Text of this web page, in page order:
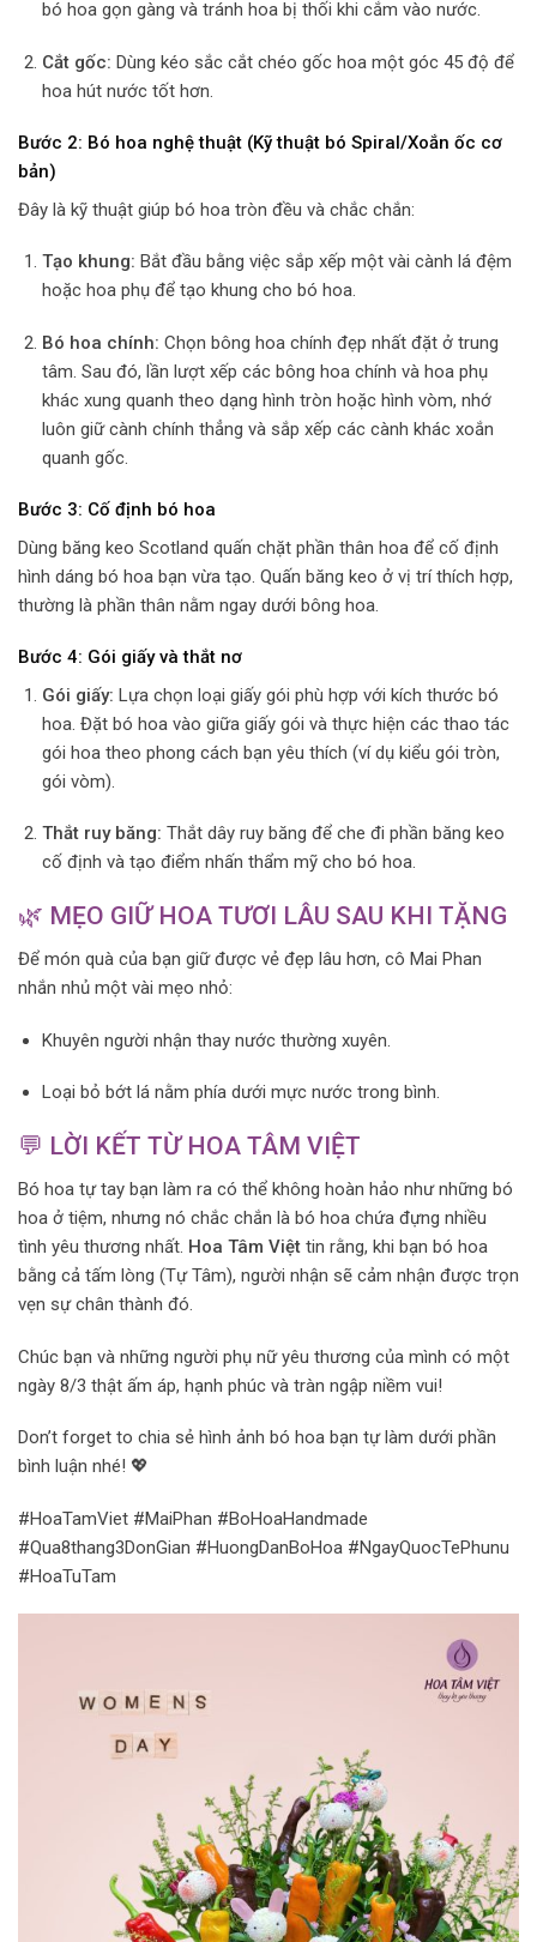
bó hoa gọn gàng và tránh hoa bị thối khi cắm vào nước.
Cắt gốc: Dùng kéo sắc cắt chéo gốc hoa một góc 45 độ để
hoa hút nước tốt hơn.
Bước 2: Bó hoa nghệ thuật (Kỹ thuật bó Spiral/Xoắn ốc cơ
bản)
Đây là kỹ thuật giúp bó hoa tròn đều và chắc chắn:
Tạo khung: Bắt đầu bằng việc sắp xếp một vài cành lá đệm
hoặc hoa phụ để tạo khung cho bó hoa.
Bó hoa chính: Chọn bông hoa chính đẹp nhất đặt ở trung
tâm. Sau đó, lần lượt xếp các bông hoa chính và hoa phụ
khác xung quanh theo dạng hình tròn hoặc hình vòm, nhớ
luôn giữ cành chính thẳng và sắp xếp các cành khác xoắn
quanh gốc.
Bước 3: Cố định bó hoa
Dùng băng keo Scotland quấn chặt phần thân hoa để cố định
hình dáng bó hoa bạn vừa tạo. Quấn băng keo ở vị trí thích hợp,
thường là phần thân nằm ngay dưới bông hoa.
Bước 4: Gói giấy và thắt nơ
Gói giấy: Lựa chọn loại giấy gói phù hợp với kích thước bó
hoa. Đặt bó hoa vào giữa giấy gói và thực hiện các thao tác
gói hoa theo phong cách bạn yêu thích (ví dụ kiểu gói tròn,
gói vòm).
Thắt ruy băng: Thắt dây ruy băng để che đi phần băng keo
cố định và tạo điểm nhấn thẩm mỹ cho bó hoa.
🌿 MẸO GIỮ HOA TƯƠI LÂU SAU KHI TẶNG
Để món quà của bạn giữ được vẻ đẹp lâu hơn, cô Mai Phan
nhắn nhủ một vài mẹo nhỏ:
Khuyên người nhận thay nước thường xuyên.
Loại bỏ bớt lá nằm phía dưới mực nước trong bình.
💬 LỜI KẾT TỪ HOA TÂM VIỆT
Bó hoa tự tay bạn làm ra có thể không hoàn hảo như những bó
hoa ở tiệm, nhưng nó chắc chắn là bó hoa chứa đựng nhiều
tình yêu thương nhất. Hoa Tâm Việt tin rằng, khi bạn bó hoa
bằng cả tấm lòng (Tự Tâm), người nhận sẽ cảm nhận được trọn
vẹn sự chân thành đó.
Chúc bạn và những người phụ nữ yêu thương của mình có một
ngày 8/3 thật ấm áp, hạnh phúc và tràn ngập niềm vui!
Don’t forget to chia sẻ hình ảnh bó hoa bạn tự làm dưới phần
bình luận nhé! 💖
#HoaTamViet #MaiPhan #BoHoaHandmade
#Qua8thang3DonGian #HuongDanBoHoa #NgayQuocTePhunu
#HoaTuTam